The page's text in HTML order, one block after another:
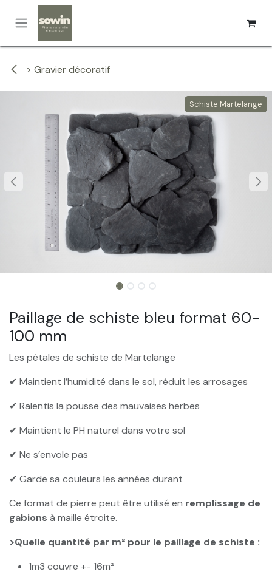
Se rendre au contenu
> Gravier décoratif
Schiste Martelange
Schiste Martelange
Paillage de schiste bleu format 60-
100 mm
Les pétales de schiste de Martelange
✔ Maintient l’humidité dans le sol, réduit les arrosages
✔ Ralentis la pousse des mauvaises herbes
✔ Maintient le PH naturel dans votre sol
✔ Ne s’envole pas
✔ Garde sa couleurs les années durant
Ce format de pierre peut être utilisé en remplissage de
gabions à maille étroite.
>Quelle quantité par m² pour le paillage de schiste :
1m3 couvre +- 16m²